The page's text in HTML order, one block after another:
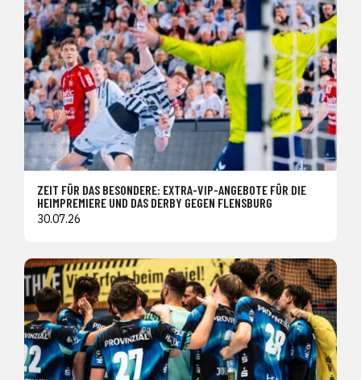
ZEIT FÜR DAS BESONDERE: EXTRA-VIP-ANGEBOTE FÜR DIE
HEIMPREMIERE UND DAS DERBY GEGEN FLENSBURG
30.07.26